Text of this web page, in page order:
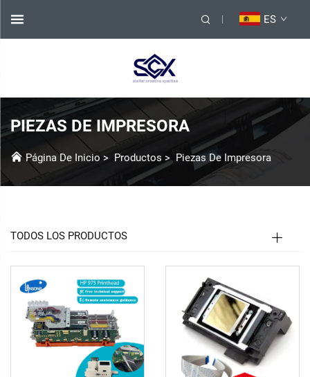
ES
PIEZAS DE IMPRESORA
Página De Inicio > Productos > Piezas De Impresora
TODOS LOS PRODUCTOS